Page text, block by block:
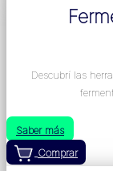
Descubrí las
Saber más
Comprar